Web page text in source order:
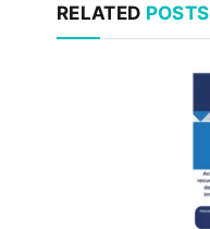
RELATED POSTS